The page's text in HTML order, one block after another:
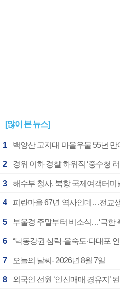
[많이 본 뉴스]
1 백양산 고지대 마을우물 55년 만
2 경위 이하 경찰 하위직 ‘중수청
3 해수부 청사, 북항 국제여객터미
4 피란마을 67년 역사인데…전교
5 부울경 주말부터 비소식…‘극한
6 “낙동강권 삼락·을숙도·다대포
7 오늘의 날씨- 2026년 8월 7일
8 외국인 선원 ‘인신매매 경유지’